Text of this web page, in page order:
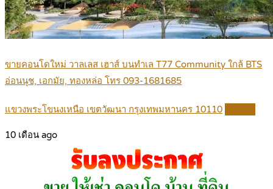
ขายคอนโดใหม่ วาลเลส เฮาส์ บนทำเล T77 Community ใกล้ BTS
อ่อนนุช, เอกมัย, ทองหล่อ โทร 093-1681685
แขวงพระโขนงเหนือ เขตวัฒนา กรุงเทพมหานคร 10110
10 เดือน ago